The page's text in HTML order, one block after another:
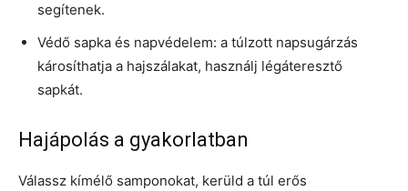
segítenek.
Védő sapka és napvédelem: a túlzott napsugárzás
károsíthatja a hajszálakat, használj légáteresztő
sapkát.
Hajápolás a gyakorlatban
Válassz kímélő samponokat, kerüld a túl erős